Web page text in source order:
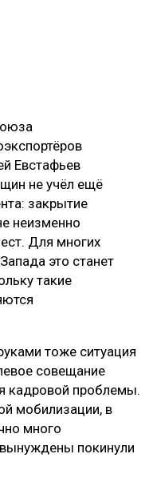
Евстафьев
не учёл ещё
закрытие
неизменно
Для многих
это станет
такие
тоже ситуация
совещание
кадровой проблемы.
мобилизации, в
много
покинули